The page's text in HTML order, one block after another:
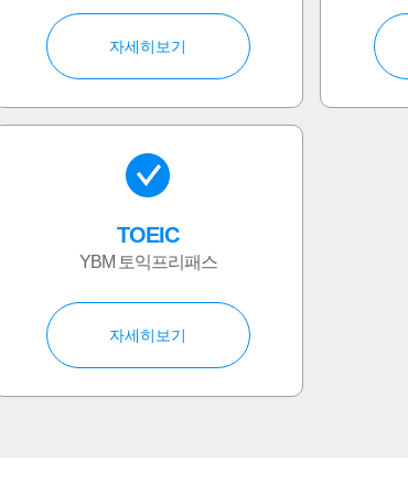
자세히보기
TOEIC
YBM 토익프리패스
자세히보기